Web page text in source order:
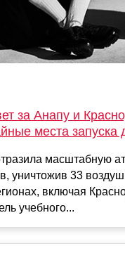
за Анапу и
места запуска
масштабную
уничтожив 33
включая
учебного...